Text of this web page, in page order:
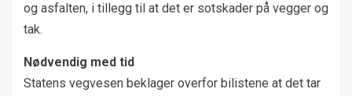
og asfalten, i tillegg til at det er sotskader på vegger og
tak.
Nødvendig med tid
Statens vegvesen beklager overfor bilistene at det tar